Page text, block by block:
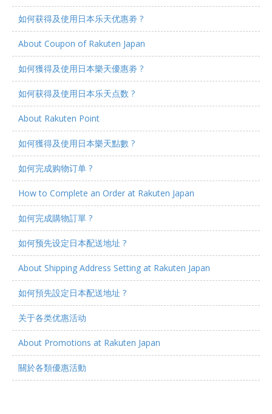
如何获得及使用日本乐天优惠劵 ?
About Coupon of Rakuten Japan
如何獲得及使用日本樂天優惠劵 ?
如何获得及使用日本乐天点数 ?
About Rakuten Point
如何獲得及使用日本樂天點數 ?
如何完成购物订单 ?
How to Complete an Order at Rakuten Japan
如何完成購物訂單 ?
如何预先设定日本配送地址 ?
About Shipping Address Setting at Rakuten Japan
如何預先設定日本配送地址 ?
关于各类优惠活动
About Promotions at Rakuten Japan
關於各類優惠活動